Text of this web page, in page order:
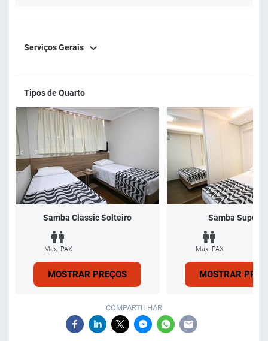
Serviços Gerais
Tipos de Quarto
Samba Classic Solteiro
Max. PAX
MOSTRAR PREÇOS
Samba
Max. PAX
MOSTRAR
COMPARTILHAR